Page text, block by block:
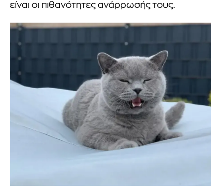
είναι οι πιθανότητες ανάρρωσής τους.